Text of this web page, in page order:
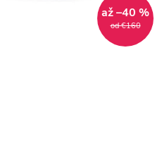
od €160
až –40 %